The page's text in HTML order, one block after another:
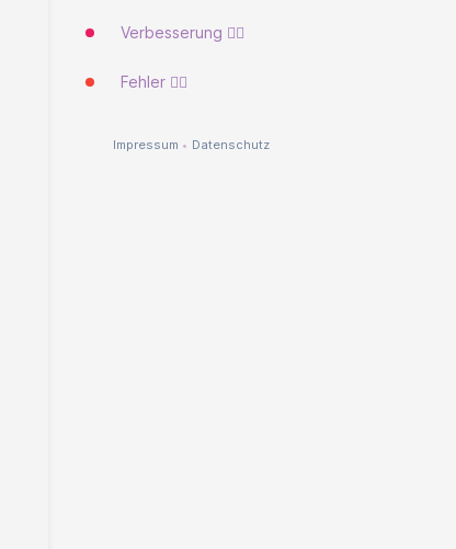
Verbesserung 🐱‍🏍
Fehler 🐱‍💻
Impressum • Datenschutz